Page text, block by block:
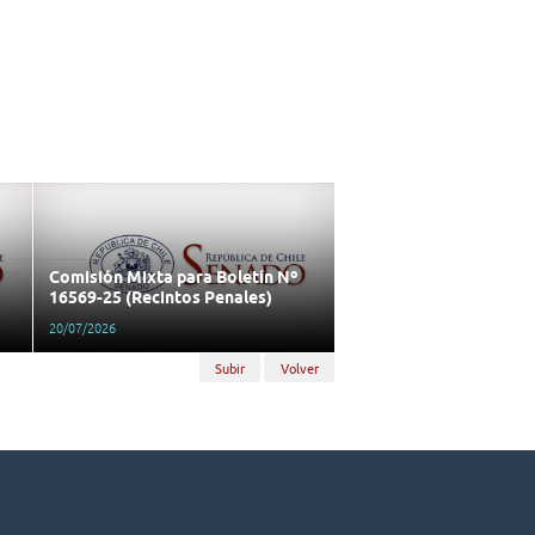
Comisión Mixta para Boletín Nº
16569-25 (Recintos Penales)
20/07/2026
Subir Volver